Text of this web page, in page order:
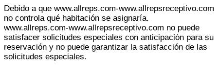
Debido a que www.allreps.com-www.allrepsreceptivo.com
no controla qué habitación se asignaría.
www.allreps.com-www.allrepsreceptivo.com no puede
satisfacer solicitudes especiales con anticipación para su
reservación y no puede garantizar la satisfacción de las
solicitudes especiales.